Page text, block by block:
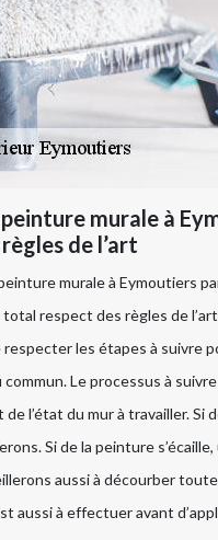
peinture murale à
de l’art
murale à Eymoutiers
total respect des règles de
les étapes à suivre
Le processus à
l’état du mur à travailler. Si
Si de la peinture
aussi à décourber
aussi à effectuer avant